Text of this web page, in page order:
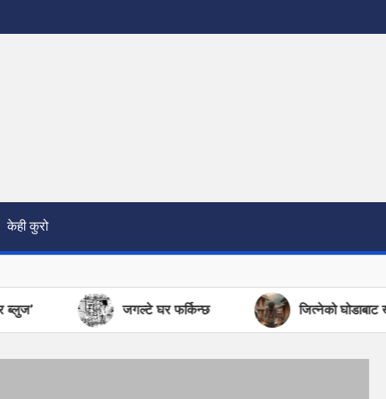
केही कुरो
जगल्टे घर फर्किन्छ जित्नेको घोडाबाट खसेका